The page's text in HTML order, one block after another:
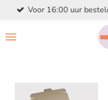
naar
Voor 16:00 uur